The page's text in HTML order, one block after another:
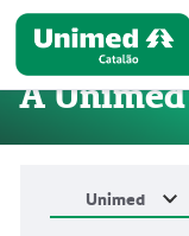
A Unimed
Unimed